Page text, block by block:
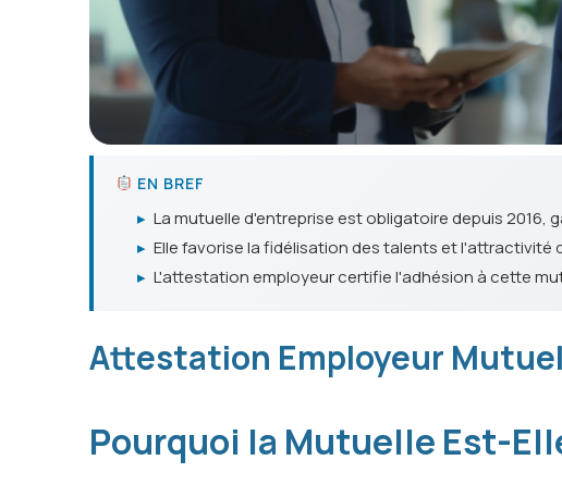
EN BREF
▸ La mutuelle d'entreprise est obligatoire depuis
▸ Elle favorise la fidélisation des talents et l'attractivité
▸ L'attestation employeur certifie l'adhésion à cette
Attestation Employeur
Pourquoi la Mutuelle Est-